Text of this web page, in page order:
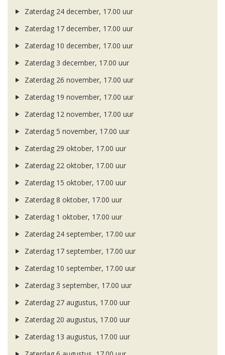
Zaterdag 24 december, 17.00 uur
Zaterdag 17 december, 17.00 uur
Zaterdag 10 december, 17.00 uur
Zaterdag 3 december, 17.00 uur
Zaterdag 26 november, 17.00 uur
Zaterdag 19 november, 17.00 uur
Zaterdag 12 november, 17.00 uur
Zaterdag 5 november, 17.00 uur
Zaterdag 29 oktober, 17.00 uur
Zaterdag 22 oktober, 17.00 uur
Zaterdag 15 oktober, 17.00 uur
Zaterdag 8 oktober, 17.00 uur
Zaterdag 1 oktober, 17.00 uur
Zaterdag 24 september, 17.00 uur
Zaterdag 17 september, 17.00 uur
Zaterdag 10 september, 17.00 uur
Zaterdag 3 september, 17.00 uur
Zaterdag 27 augustus, 17.00 uur
Zaterdag 20 augustus, 17.00 uur
Zaterdag 13 augustus, 17.00 uur